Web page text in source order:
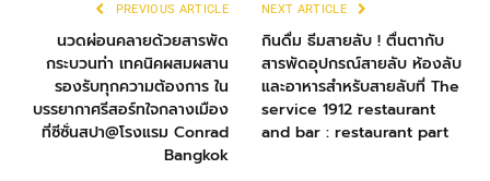
PREVIOUS ARTICLE
นวดผ่อนคลายด้วยสารพัด
กระบวนท่า เทคนิคผสมผสาน
รองรับทุกความต้องการ ใน
บรรยากาศรีสอร์ทใจกลางเมือง
ที่ซีซั่นสปา@โรงแรม Conrad
Bangkok
NEXT ARTICLE
กินดื่ม ธีมสายลับ ! ตื่นตากับ
สารพัดอุปกรณ์สายลับ ห้องลับ
และอาหารสำหรับสายลับที่ The
service 1912 restaurant
and bar : restaurant part